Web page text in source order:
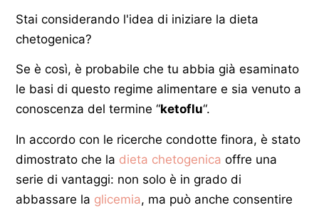
Stai considerando l'idea di iniziare la dieta
chetogenica?
Se è così, è probabile che tu abbia già esaminato
le basi di questo regime alimentare e sia venuto a
conoscenza del termine “ketoflu“.
In accordo con le ricerche condotte finora, è stato
dimostrato che la dieta chetogenica offre una
serie di vantaggi: non solo è in grado di
abbassare la glicemia, ma può anche consentire